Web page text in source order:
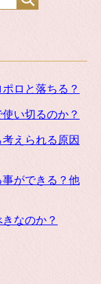
ロと落ちる？
い切るのか？
えられる原因
ができる？他
なのか？